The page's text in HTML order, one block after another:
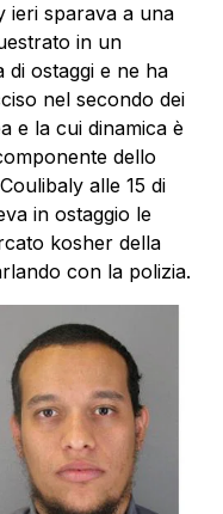
ieri sparava a una
in un
ostaggi e ne ha
nel secondo dei
e la cui dinamica è
dello
alle 15 di
in ostaggio le
kosher della
con la polizia.